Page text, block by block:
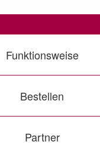
Funktionsweise
Bestellen
Partner